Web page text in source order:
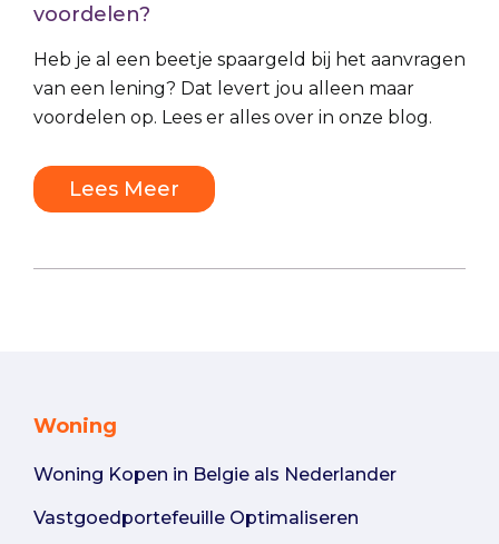
voordelen?
Heb je al een beetje spaargeld bij het aanvragen
van een lening? Dat levert jou alleen maar
voordelen op. Lees er alles over in onze blog.
Lees Meer
Woning
Woning Kopen in Belgie als Nederlander
Vastgoedportefeuille Optimaliseren